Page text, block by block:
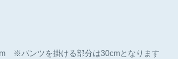
※パンツを掛ける部分は30cmとなります